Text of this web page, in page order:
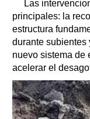
Las
principales: la
estructura
durante subientes
nuevo sistema de
acelerar el